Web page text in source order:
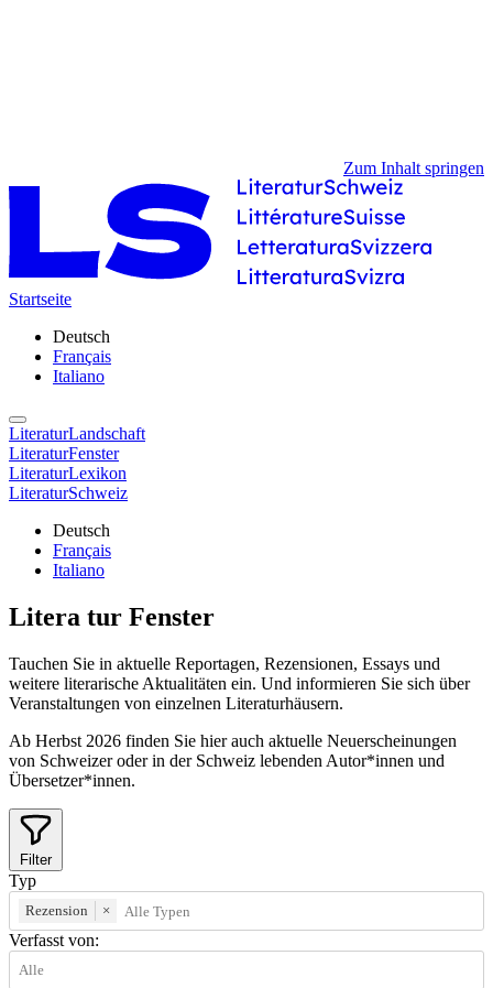
Zum Inhalt springen
Startseite
Deutsch
Français
Italiano
LiteraturLandschaft
LiteraturFenster
LiteraturLexikon
LiteraturSchweiz
Deutsch
Français
Italiano
Litera tur Fenster
Tauchen Sie in aktuelle Reportagen, Rezensionen, Essays und
weitere literarische Aktualitäten ein. Und informieren Sie sich über
Veranstaltungen von einzelnen Literaturhäusern.
Ab Herbst 2026 finden Sie hier auch aktuelle Neuerscheinungen
von Schweizer oder in der Schweiz lebenden Autor*innen und
Übersetzer*innen.
Filter
Typ
Rezension ×
Verfasst von: